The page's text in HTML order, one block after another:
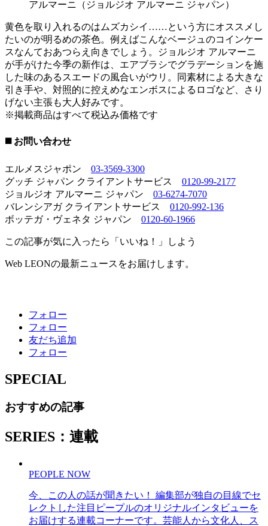
アルマーニ（ジョルジオ アルマーニ ジャパン）
黄色を取り入れるのはムズカシイ……という方にオススメし
たいのが明るめの茶色。例えばこんなベージュのコインケー
スなんておあつらえ向きでしょう。ジョルジオ アルマーニ
が手がけた今季の新作は、エアブラシでグラデーションを施
した味のあるスエードの風合いがウリ。同素材による大きな
引き手や、対照的に控えめなエンボスによるロゴなど、さり
げない主張も大人好みです。
※掲載商品はすべて税込み価格です
◼️ お問い合わせ
エルメスジャポン 03-3569-3300
グッチ ジャパン クライアントサービス 0120-99-2177
ジョルジオ アルマーニ ジャパン 03-6274-7070
バレンシアガ クライアントサービス 0120-992-136
ボッテガ・ヴェネタ ジャパン 0120-60-1966
この記事が気に入ったら「いいね！」しよう
Web LEONの最新ニュースをお届けします。
フォロー
フォロー
友だち追加
フォロー
SPECIAL
おすすめの記事
SERIES：連載
PEOPLE NOW
今、この人の話が聞きたい！ 編集部が独自の目線でセ
レクトした注目ピープルのオリジナルインタビューを
お届けする連載コーナーです。芸能人から文化人、ス